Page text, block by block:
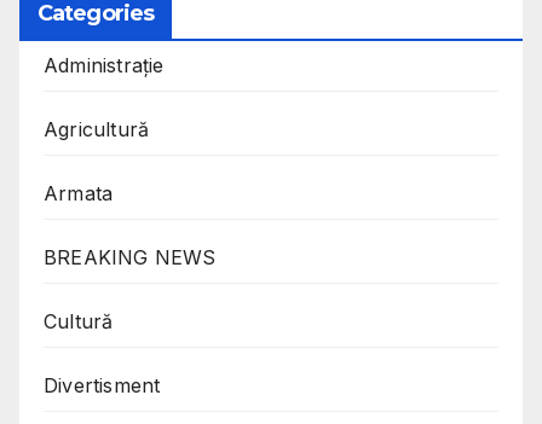
Categories
Administrație
Agricultură
Armata
BREAKING NEWS
Cultură
Divertisment